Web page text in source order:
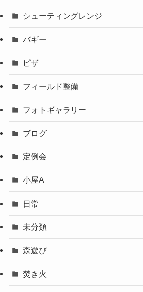
シューティングレンジ
バギー
ピザ
フィールド整備
フォトギャラリー
ブログ
定例会
小屋A
日常
未分類
森遊び
焚き火